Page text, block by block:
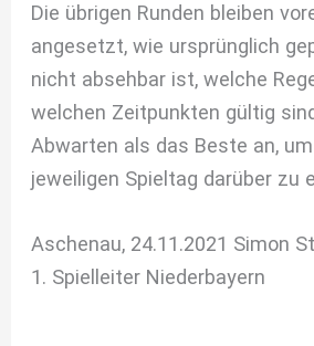
Die übrigen Runden bleiben
angesetzt, wie ursprünglich
nicht absehbar ist, welche
welchen Zeitpunkten gültig
Abwarten als das Beste an,
jeweiligen Spieltag darüber zu
Aschenau, 24.11.2021 Simon
1. Spielleiter Niederbayern